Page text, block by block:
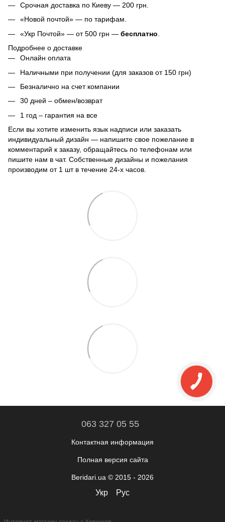
Срочная доставка по Киеву — 200 грн.
«Новой почтой» — по тарифам.
«Укр Почтой» — от 500 грн — бесплатно
Подробнее о доставке
Онлайн оплата
Наличными при получении (для заказов от 150 грн)
Безналично на счет компании
30 дней – обмен/возврат
1 год – гарантия на все
Если вы хотите изменить язык надписи или заказать
индивидуальный дизайн — напишите свое пожелание в
комментарий к заказу, обращайтесь по телефонам или
пишите нам в чат. Собственные дизайны и пожелания
производим от 1 шт в течение 24-х часов.
063 327 05 55
Контактная информация
Полная версия сайта
Beridari.ua © 2015 - 2026
Укр Рус